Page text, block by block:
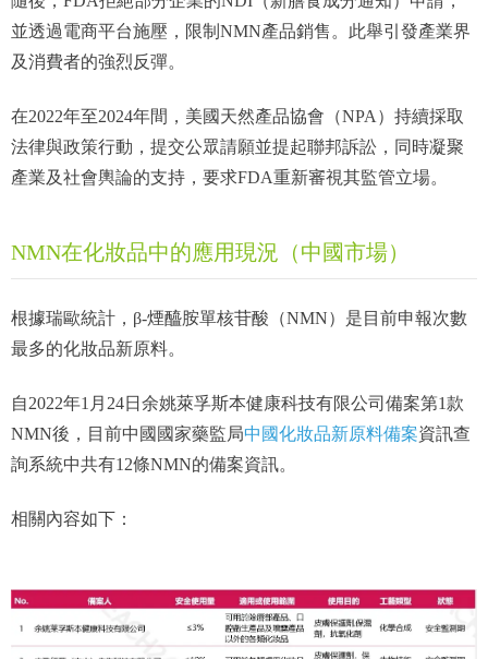
並透過電商平台施壓，限制NMN產品銷售。此舉引發產業界
及消費者的強烈反彈。
在2022年至2024年間，美國天然產品協會（NPA）持續採取
法律與政策行動，提交公眾請願並提起聯邦訴訟，同時凝聚
產業及社會輿論的支持，要求FDA重新審視其監管立場。
NMN在化妝品中的應用現況（中國市場）
根據瑞歐統計，β-煙醯胺單核苷酸（NMN）是目前申報次數
最多的化妝品新原料。
自2022年1月24日余姚萊孚斯本健康科技有限公司備案第1款
NMN後，目前中國國家藥監局中國化妝品新原料備案資訊查
詢系統中共有12條NMN的備案資訊。
相關內容如下：